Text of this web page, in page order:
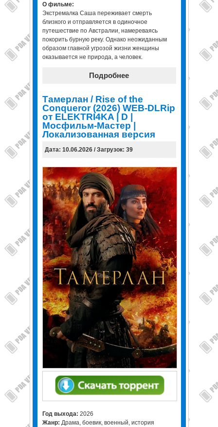
О фильме:
Экстремалка Саша переживает смерть
близкого и отправляется в одиночное
путешествие по Австралии, намереваясь
покорить бурную реку. Однако неожиданным
образом главной угрозой жизни женщины
оказывается не природа, а человек.
Подробнее
Тамерлан / Rise of the
Conqueror (2026) WEB-DLRip
от ELEKTRI4KA | D |
Мосфильм-Мастер |
Локализованная версия
Дата: 10.06.2026 / Загрузок: 39
Год выхода: 2026
Жанр: Драма, боевик, военный, история